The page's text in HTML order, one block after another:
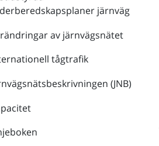
järnväg
av järnvägsnätet
tågtrafik
(JNB)